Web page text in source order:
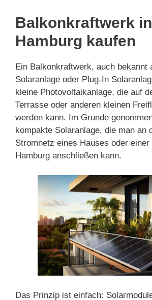
Balkonkraftwerk in
Hamburg kaufen
Ein Balkonkraftwerk, auch bekannt
Solaranlage oder Plug-In
kleine Photovoltaikanlage, die auf
Terrasse oder anderen kleinen
werden kann. Im Grunde
kompakte Solaranlage, die man an
Stromnetz eines Hauses oder einer
Hamburg anschließen kann.
Das Prinzip ist einfach: